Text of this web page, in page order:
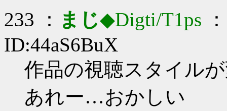
233 ： まじ◆Digti/T1ps
ID:44aS6BuX
作品の視聴スタイル
あれー…おかしい